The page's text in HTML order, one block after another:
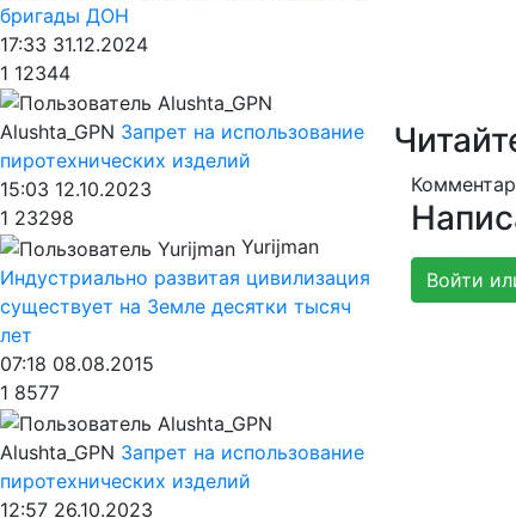
Войти
бригады ДОН
17:33 31.12.2024
1 12344
Alushta_GPN Запрет на использование
пиротехнических изделий
15:03 12.10.2023
1 23298
Yurijman
Индустриально развитая цивилизация
существует на Земле десятки тысяч
лет
07:18 08.08.2015
1 8577
Alushta_GPN Запрет на использование
пиротехнических изделий
12:57 26.10.2023